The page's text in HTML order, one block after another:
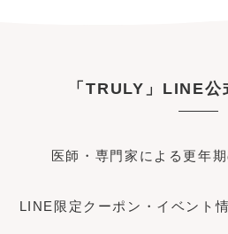
「TRULY」LINE公
医師・専門家による更年
LINE限定クーポン・イベント